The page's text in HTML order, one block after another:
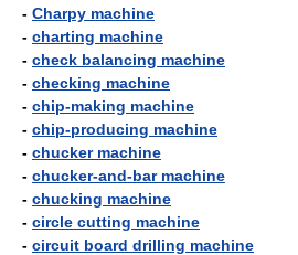
- Charpy machine
- charting machine
- check balancing machine
- checking machine
- chip-making machine
- chip-producing machine
- chucker machine
- chucker-and-bar machine
- chucking machine
- circle cutting machine
- circuit board drilling machine